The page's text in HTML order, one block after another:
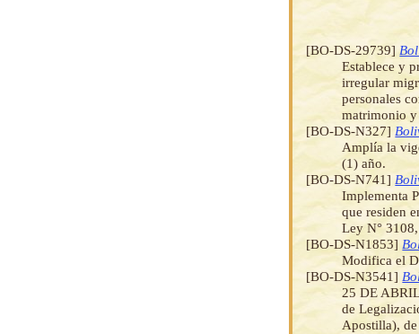
[BO-DS-29739]
Establece y
irregular
personales
matrimonio y
[BO-DS-N327]
Amplía la
(1) año.
[BO-DS-N741]
Implementa
que residen
Ley N°
[BO-DS-N1853]
Modifica el
[BO-DS-N3541]
25 DE
de
Apostilla),